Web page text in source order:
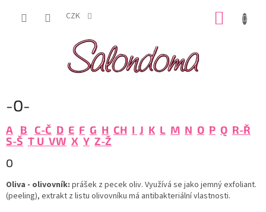
CZK
-O-
A B C-Č D E F G H CH I J K L M N O P Q R-Ř
S-Š T U VW X Y Z-Ž
O
Oliva - olivovník: prášek z pecek oliv. Využívá se jako jemný exfoliant.
(peeling), extrakt z listu olivovníku má antibakteriální vlastnosti.